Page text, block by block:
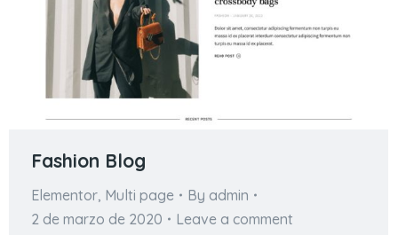
Fashion Blog
Elementor Multi page By admin
2 de marzo de 2020
Leave a comment